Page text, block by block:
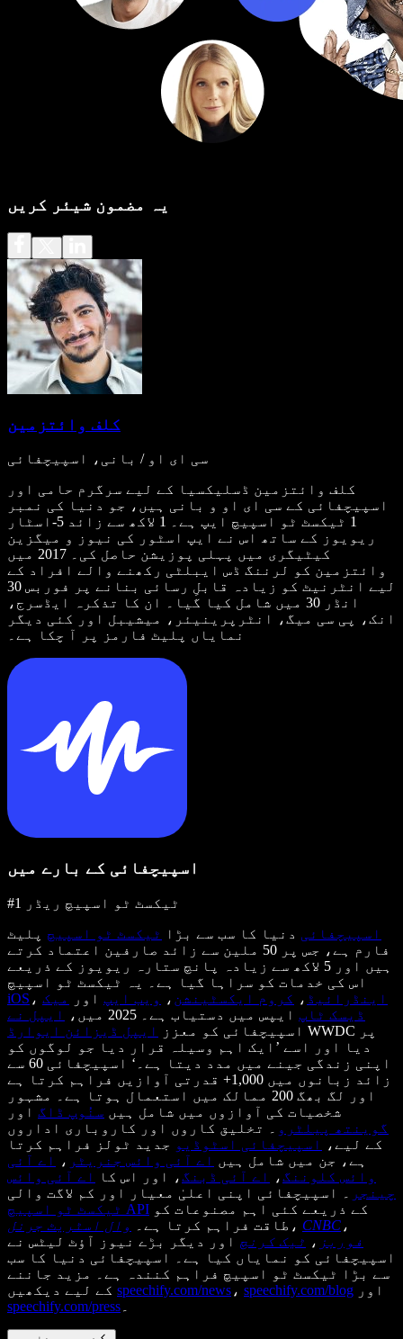
یہ مضمون شیئر کریں
کلف وائتزمین
سی ای او / بانی، اسپیچفائی
کلف وائتزمین ڈسلیکسیا کے لیے سرگرم حامی اور
اسپیچفائی کے سی ای او و بانی ہیں، جو دنیا کی نمبر
1 ٹیکسٹ ٹو اسپیچ ایپ ہے۔ 1 لاکھ سے زائد 5-اسٹار
ریویوز کے ساتھ اس نے ایپ اسٹور کی نیوز و میگزین
کیٹیگری میں پہلی پوزیشن حاصل کی۔ 2017 میں
وائتزمین کو لرننگ ڈس ایبلٹی رکھنے والے افراد کے
لیے انٹرنیٹ کو زیادہ قابلِ رسائی بنانے پر فوربس 30
انڈر 30 میں شامل کیا گیا۔ ان کا تذکرہ ایڈسرج،
انک، پی سی میگ، انٹرپرینیئر، میشیبل اور کئی دیگر
نمایاں پلیٹ فارمز پر آ چکا ہے۔
اسپیچفائی کے بارے میں
#1 ٹیکسٹ ٹو اسپیچ ریڈر
اسپیچفائی دنیا کا سب سے بڑا ٹیکسٹ ٹو اسپیچ پلیٹ
فارم ہے، جس پر 50 ملین سے زائد صارفین اعتماد کرتے
ہیں اور 5 لاکھ سے زیادہ پانچ ستارہ ریویوز کے ذریعے
اس کی خدمات کو سراہا گیا ہے۔ یہ ٹیکسٹ ٹو اسپیچ
iOS ، اینڈرائیڈ ، کروم ایکسٹینشن ، ویب ایپ اور
میک
ڈیسک ٹاپ ایپس میں دستیاب ہے۔ 2025 میں،
ایپل نے
اسپیچفائی کو معزز
ایپل ڈیزائن ایوارڈ
WWDC پر
دیا اور اسے ’ایک اہم وسیلہ قرار دیا جو لوگوں کو
اپنی زندگی جینے میں مدد دیتا ہے۔‘ اسپیچفائی 60 سے
زائد زبانوں میں 1,000+ قدرتی آوازیں فراہم کرتا ہے
اور لگ بھگ 200 ممالک میں استعمال ہوتا ہے۔ مشہور
شخصیات کی آوازوں میں شامل ہیں سنُوپ ڈاگ اور
گوینتھ پیلٹرو
۔ تخلیق کاروں اور کاروباری اداروں
کے لیے،
اسپیچفائی اسٹوڈیو جدید ٹولز فراہم کرتا
ہے، جن میں شامل ہیں اے آئی وائس جنریٹر ،
اے آئی
وائس کلوننگ، اے آئی ڈبنگ، اور اس کا
اے آئی وائس
چینجر
۔ اسپیچفائی اپنی اعلیٰ معیار اور کم لاگت والی
ٹیکسٹ ٹو اسپیچ API
طاقت فراہم کرتا ہے۔
وال اسٹریٹ جرنل ، CNBC ،
فوربز ، ٹیک کرنچ اور دیگر بڑے نیوز آؤٹ لیٹس نے
اسپیچفائی کو نمایاں کیا ہے۔ اسپیچفائی دنیا کا سب
سے بڑا ٹیکسٹ ٹو اسپیچ فراہم کنندہ ہے۔ مزید جاننے
speechify.com/news ، speechify.com/blog اور
speechify.com/press